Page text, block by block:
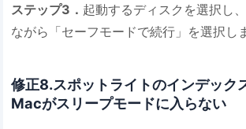
ステップ3． 起動するディスクを選択し
ながら「セーフモードで続行」を選択し
修正8.スポットライトのインデック
Macがスリープモードに入らない